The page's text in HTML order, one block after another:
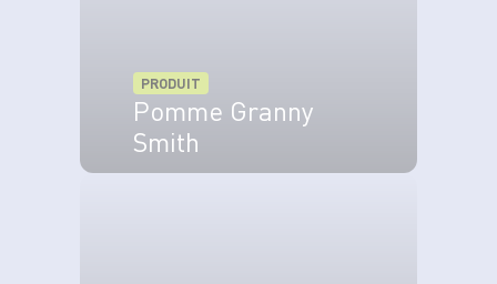
PRODUIT
Pomme Granny
Smith